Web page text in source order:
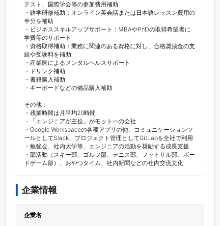
テスト、国際学会等の参加費用補助
・語学研修補助：オンライン英会話または日本語レッスン費用の
半分を補助
・ビジネススキルアップサポート：MBAやPhDの取得希望者に
学費等のサポート
・資格取得補助：業務に関連のある資格に対し、合格奨励金の支
給や受験料を補助
・産業医によるメンタルヘルスサポート
・ドリンク補助
・書籍購入補助
・キーボードなどの備品購入補助
その他：
・残業時間は月平均20時間
・「エンジニアが主役」がモットーの会社
・Google Workspaceの各種アプリの他、コミュニケーションツ
ールとしてSlack、プロジェクト管理としてGitLabを全社で利用
・勉強会、社内大学等、エンジニアの活動を奨励する成長支援
・部活動（スキー部、ゴルフ部、テニス部、フットサル部、ボー
ドゲーム部）、おやつタイム、社内新聞などの社内交流文化
企業情報
企業名